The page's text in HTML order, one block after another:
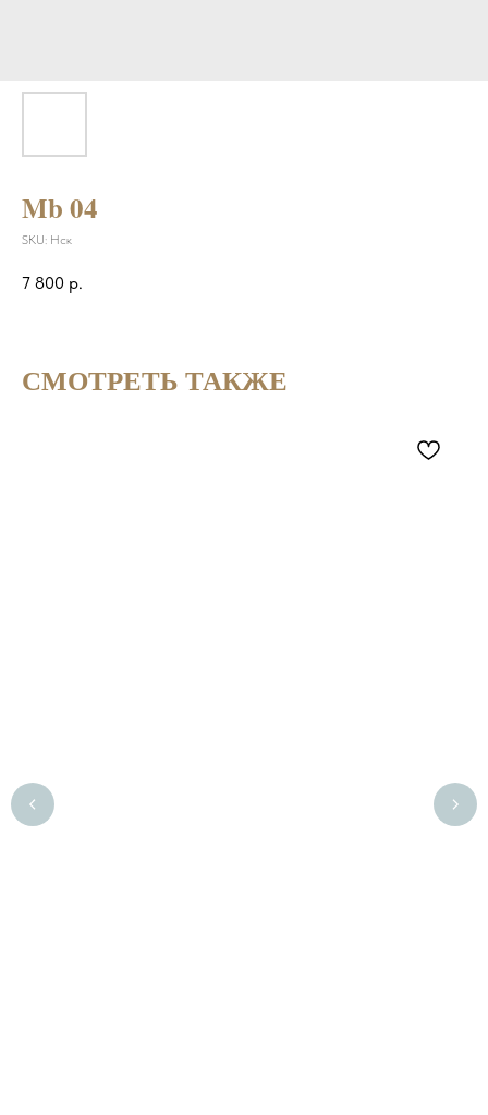
Mb 04
SKU: Нск
7 800 р.
СМОТРЕТЬ ТАКЖЕ